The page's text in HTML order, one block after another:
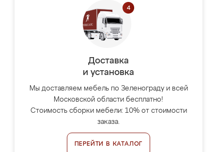
Доставка
и установка
Мы доставляем мебель по Зеленограду и всей
Московской области бесплатно!
Стоимость сборки мебели: 10% от стоимости
заказа.
ПЕРЕЙТИ В КАТАЛОГ